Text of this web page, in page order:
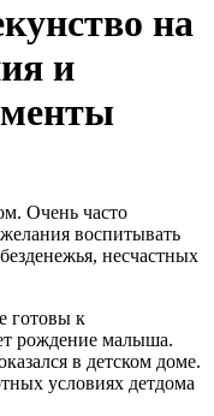
на
и
Очень часто
воспитывать
несчастных
готовы к
рождение малыша.
в детском доме.
условиях детдома